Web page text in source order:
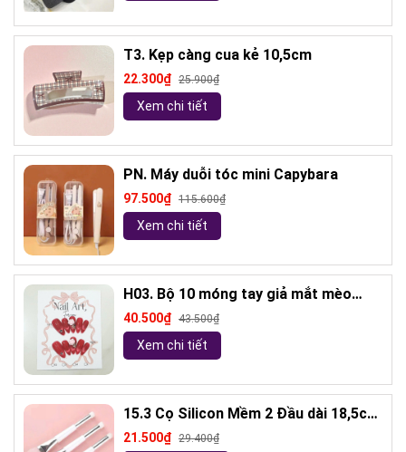
T3. Kẹp càng cua kẻ 10,5cm
22.300₫ 25.900₫
Xem chi tiết
PN. Máy duỗi tóc mini Capybara
97.500₫ 115.600₫
Xem chi tiết
H03. Bộ 10 móng tay giả mắt mèo
kèm keo và giũa móng (ngẫu nhiên)
40.500₫ 43.500₫
Xem chi tiết
15.3 Cọ Silicon Mềm 2 Đầu dài 18,5cm
( ngẫu nhiên)
21.500₫ 29.400₫